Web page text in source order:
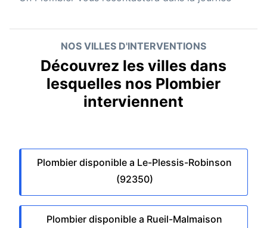
NOS VILLES D'INTERVENTIONS
Découvrez les villes dans
lesquelles nos Plombier
interviennent
Plombier disponible a Le-Plessis-Robinson
(92350)
Plombier disponible a Rueil-Malmaison